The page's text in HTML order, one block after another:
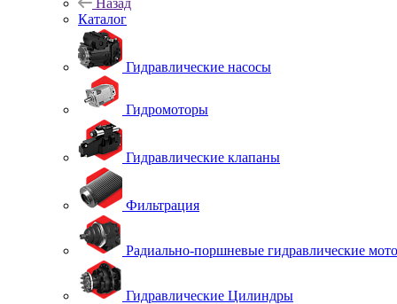
Назад
Каталог
Гидравлические насосы
Гидромоторы
Гидравлические клапаны
Фильтрация
Радиально-поршневые гидравлические
Гидравлические Цилиндры